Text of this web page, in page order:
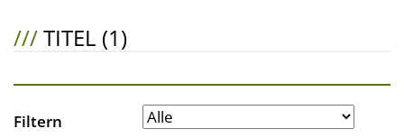
///TITEL (1)
Filtern